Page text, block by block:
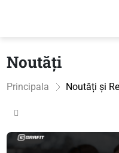
Noutăți
Principala Noutăți și